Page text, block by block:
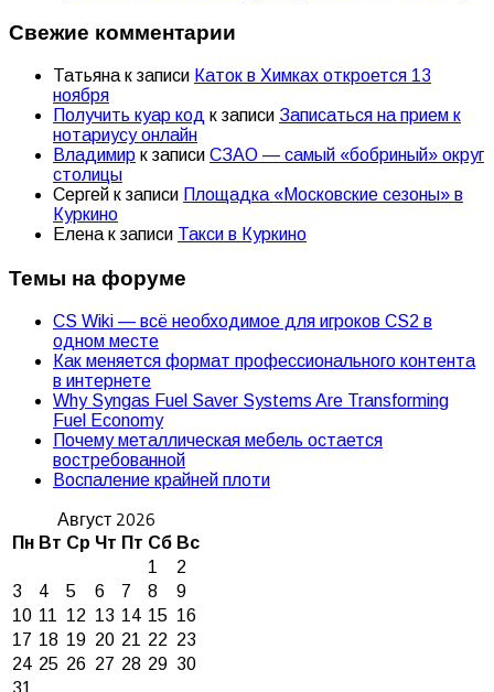
Свежие комментарии
Татьяна к записи Каток в Химках откроется 13
ноября
Получить куар код к записи Записаться на прием к
нотариусу онлайн
Владимир к записи СЗАО — самый «бобриный» округ
столицы
Сергей к записи Площадка «Московские сезоны» в
Куркино
Елена к записи Такси в Куркино
Темы на форуме
CS Wiki — всё необходимое для игроков CS2 в
одном месте
Как меняется формат профессионального контента
в интернете
Why Syngas Fuel Saver Systems Are Transforming
Fuel Economy
Почему металлическая мебель остается
востребованной
Воспаление крайней плоти
Август 2026
Пн Вт Ср Чт Пт Сб Вс
1
2
3
4 5 6 7 8
9
10 11 12 13 14 15 16
17 18 19 20 21 22 23
24 25 26 27 28 29 30
31